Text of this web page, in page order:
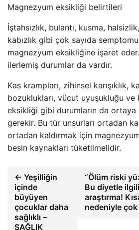
Magnezyum eksikliği belirtileri
İştahsızlık, bulantı, kusma,
kabızlık gibi çok sayıda
magnezyum eksikliğine işaret
ilerlemiş durumlar da vardır.
Kas krampları, zihinsel karışıklık,
bozuklukları, vücut uyuşukluğu ve
eksikliği gibi durumların da ortaya
gerekir. Bu tür unsurları ortadan
ortadan kaldırmak için
besin kaynakları tüketilmelidir.
← Yeşilliğin
içinde
büyüyen
çocuklar daha
sağlıklı –
SAĞLIK
“Ölüm riski
Bu diyetle
araştırma!
nedeniyle